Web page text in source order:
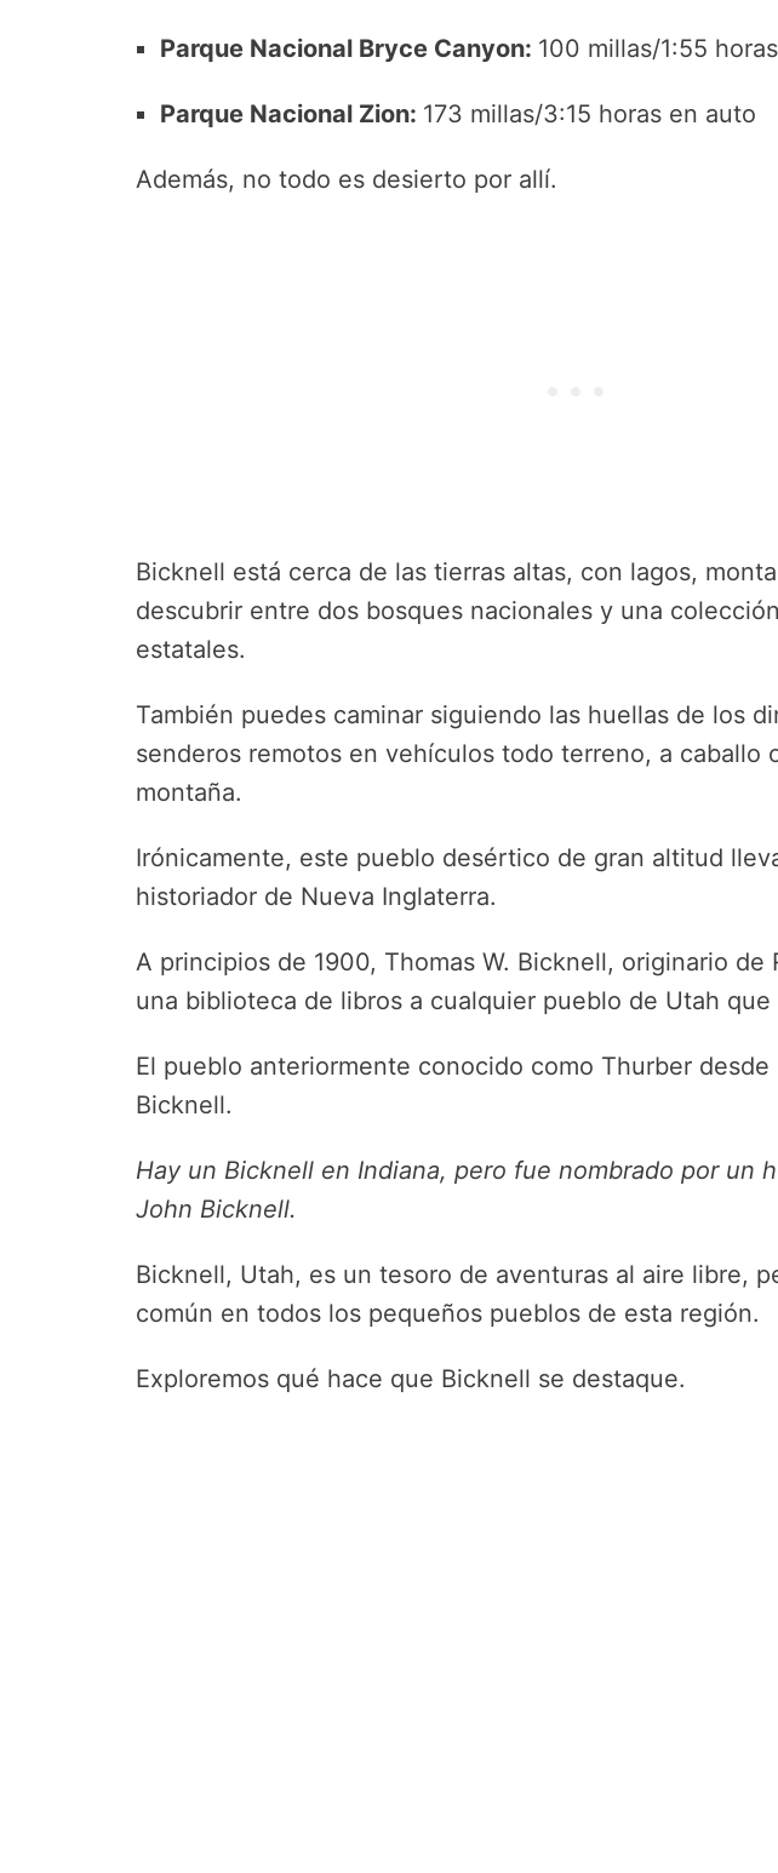
Parque Nacional Bryce Canyon: 100 millas/1:55
Parque Nacional Zion: 173 millas/3:15 horas en auto
Además, no todo es desierto por allí.
Bicknell está cerca de las tierras altas, con lagos,
descubrir entre dos bosques nacionales y una
estatales.
También puedes caminar siguiendo las huellas de los
senderos remotos en vehículos todo terreno, a caballo
montaña.
Irónicamente, este pueblo desértico de gran altitud
historiador de Nueva Inglaterra.
A principios de 1900, Thomas W. Bicknell, originario de
una biblioteca de libros a cualquier pueblo de Utah que
El pueblo anteriormente conocido como Thurber desde
Bicknell.
Hay un Bicknell en Indiana, pero fue nombrado por un
John Bicknell.
Bicknell, Utah, es un tesoro de aventuras al aire libre,
común en todos los pequeños pueblos de esta región.
Exploremos qué hace que Bicknell se destaque.